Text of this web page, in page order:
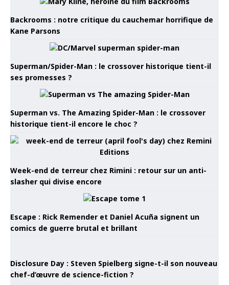
Backrooms : notre critique du cauchemar horrifique de
Kane Parsons
Superman/Spider-Man : le crossover historique tient-il
ses promesses ?
Superman vs. The Amazing Spider-Man : le crossover
historique tient-il encore le choc ?
Week-end de terreur chez Rimini : retour sur un anti-
slasher qui divise encore
Escape : Rick Remender et Daniel Acuña signent un
comics de guerre brutal et brillant
Disclosure Day : Steven Spielberg signe-t-il son nouveau
chef-d’œuvre de science-fiction ?